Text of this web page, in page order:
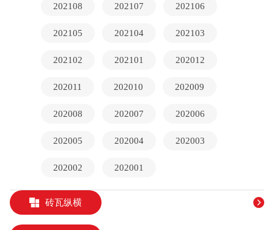
202108 202107 202106
202105 202104 202103
202102 202101 202012
202011 202010 202009
202008 202007 202006
202005 202004 202003
202002 202001
砖瓦纵横